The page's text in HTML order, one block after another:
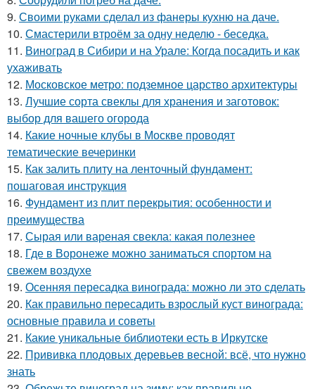
9. Своими руками сделал из фанеры кухню на даче.
10. Смастерили втроём за одну неделю - беседка.
11. Виноград в Сибири и на Урале: Когда посадить и как
ухаживать
12. Московское метро: подземное царство архитектуры
13. Лучшие сорта свеклы для хранения и заготовок:
выбор для вашего огорода
14. Какие ночные клубы в Москве проводят
тематические вечеринки
15. Как залить плиту на ленточный фундамент:
пошаговая инструкция
16. Фундамент из плит перекрытия: особенности и
преимущества
17. Сырая или вареная свекла: какая полезнее
18. Где в Воронеже можно заниматься спортом на
свежем воздухе
19. Осенняя пересадка винограда: можно ли это сделать
20. Как правильно пересадить взрослый куст винограда:
основные правила и советы
21. Какие уникальные библиотеки есть в Иркутске
22. Прививка плодовых деревьев весной: всё, что нужно
знать